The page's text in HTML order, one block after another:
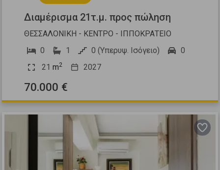
Διαμέρισμα 21τ.μ. προς πώληση
ΘΕΣΣΑΛΟΝΙΚΗ - ΚΕΝΤΡΟ - ΙΠΠΟΚΡΑΤΕΙΟ
0
1 0 (Υπερυψ. Ισόγειο)
0
21 m2 2027
70.000 €